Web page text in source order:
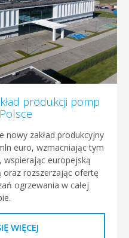
produkcji pomp
nowy zakład produkcyjny
euro, wzmacniając tym
wspierając europejską
rozszerzając ofertę
ogrzewania w całej
WIĘCEJ